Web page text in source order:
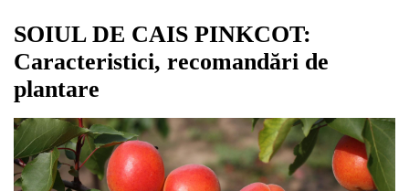
SOIUL DE CAIS PINKCOT:
Caracteristici, recomandări de
plantare